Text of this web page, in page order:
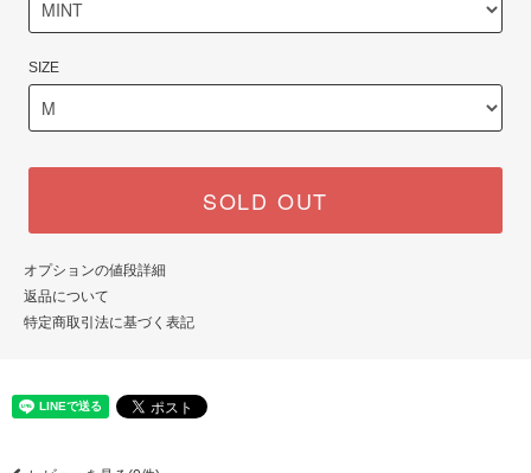
SIZE
SOLD OUT
オプションの値段詳細
返品について
特定商取引法に基づく表記